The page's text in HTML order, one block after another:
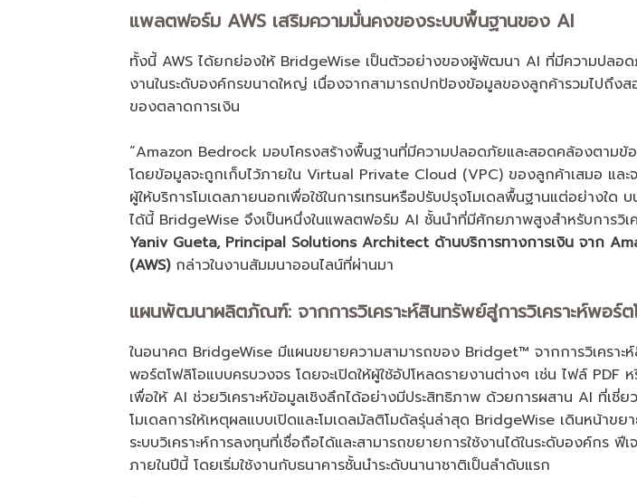
แพลตฟอร์ม AWS เสริมความมั่นคงของระบบพื้นฐานของ AI
ทั้งนี้ AWS ได้ยกย่องให้ BridgeWise เป็นตัวอย่างของผู้พัฒนา AI ที่มีความปลอด
งานในระดับองค์กรขนาดใหญ่ เนื่องจากสามารถปกป้องข้อมูลของลูกค้ารวมไปถึง
ของตลาดการเงิน
“Amazon Bedrock มอบโครงสร้างพื้นฐานที่มีความปลอดภัยและสอดคล้องตามข้
โดยข้อมูลจะถูกเก็บไว้ภายใน Virtual Private Cloud (VPC) ของลูกค้าเสมอ และ
ผู้ให้บริการโมเดลภายนอกเพื่อใช้ในการเทรนหรือปรับปรุงโมเดลพื้นฐานแต่อย่างใด
ได้นี้ BridgeWise จึงเป็นหนึ่งในแพลตฟอร์ม AI ชั้นนำที่มีศักยภาพสูงสำหรับการวิเค
Yaniv Gueta, Principal Solutions Architect ด้านบริการทางการเงิน จาก
(AWS)กล่าวในงานสัมมนาออนไลน์ที่ผ่านมา
แผนพัฒนาผลิตภัณฑ์: จากการวิเคราะห์สินทรัพย์สู่การวิเคราะห์พอร์
ในอนาคต BridgeWise มีแผนขยายความสามารถของ Bridget™ จากการวิเคราะห์
พอร์ตโฟลิโอแบบครบวงจร โดยจะเปิดให้ผู้ใช้อัปโหลดรายงานต่างๆ เช่น ไฟล์ PDF
เพื่อให้ AI ช่วยวิเคราะห์ข้อมูลเชิงลึกได้อย่างมีประสิทธิภาพ ด้วยการผสาน AI ที่เชี่ย
โมเดลการให้เหตุผลแบบเปิดและโมเดลมัลติโมดัลรุ่นล่าสุด BridgeWise เดินหน้าข
ระบบวิเคราะห์การลงทุนที่เชื่อถือได้และสามารถขยายการใช้งานได้ในระดับองค์กร ฟี
ภายในปีนี้ โดยเริ่มใช้งานกับธนาคารชั้นนำระดับนานาชาติเป็นลำดับแรก